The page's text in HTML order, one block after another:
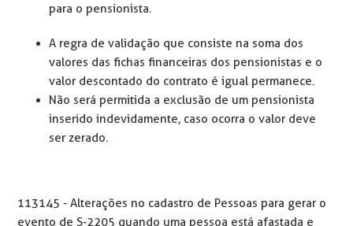
para o pensionista.
A regra de validação que consiste na soma dos
valores das fichas financeiras dos pensionistas e o
valor descontado do contrato é igual permanece.
Não será permitida a exclusão de um pensionista
inserido indevidamente, caso ocorra o valor deve
ser zerado.
113145 - Alterações no cadastro de Pessoas para gerar o
evento de S-2205 quando uma pessoa está afastada e